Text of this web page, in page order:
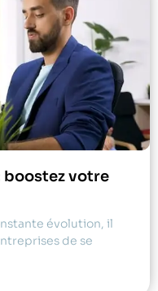
boostez votre
évolution, il
de se